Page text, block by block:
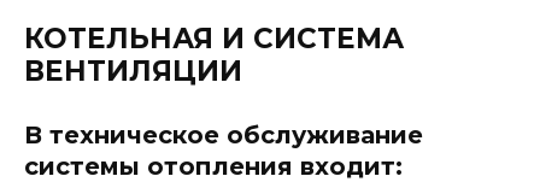
КОТЕЛЬНАЯ И СИСТЕМА
ВЕНТИЛЯЦИИ
В техническое обслуживание
системы отопления входит: